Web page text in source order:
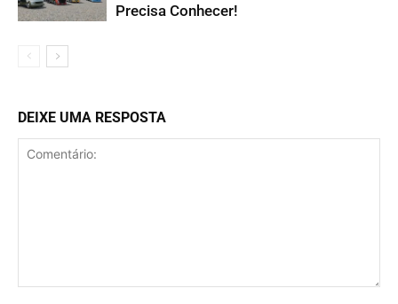
Precisa Conhecer!
DEIXE UMA RESPOSTA